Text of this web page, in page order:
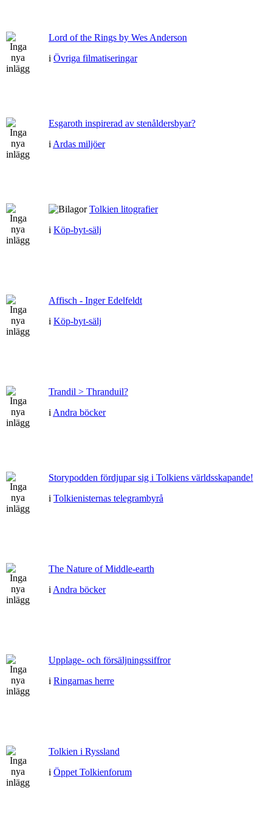
Lord of the Rings by Wes Anderson
i Övriga filmatiseringar
Esgaroth inspirerad av stenåldersbyar?
i Ardas miljöer
Tolkien litografier
i Köp-byt-sälj
Affisch - Inger Edelfeldt
i Köp-byt-sälj
Trandil > Thranduil?
i Andra böcker
Storypodden fördjupar sig i Tolkiens världsskapande!
i Tolkienisternas telegrambyrå
The Nature of Middle-earth
i Andra böcker
Upplage- och försäljningssiffror
i Ringarnas herre
Tolkien i Ryssland
i Öppet Tolkienforum